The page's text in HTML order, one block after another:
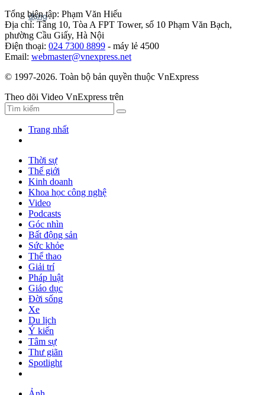
Tổng biên tập: Phạm Văn Hiếu
Địa chỉ: Tầng 10, Tòa A FPT Tower, số 10 Phạm Văn Bạch,
phường Cầu Giấy, Hà Nội
Điện thoại: 024 7300 8899 - máy lẻ 4500
Email: webmaster@vnexpress.net
© 1997-2026. Toàn bộ bản quyền thuộc VnExpress
Theo dõi Video VnExpress trên
Trang nhất
Thời sự
Thế giới
Kinh doanh
Khoa học công nghệ
Video
Podcasts
Góc nhìn
Bất động sản
Sức khỏe
Thể thao
Giải trí
Pháp luật
Giáo dục
Đời sống
Xe
Du lịch
Ý kiến
Tâm sự
Thư giãn
Spotlight